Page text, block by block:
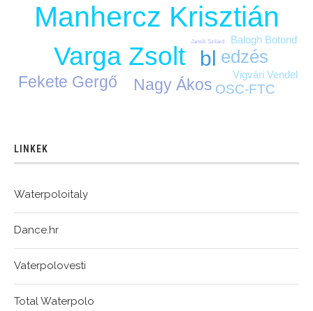
Manhercz Krisztián
Varga Zsolt bl edzés
Fekete Gergő Nagy Ákos OSC-FTC
Balogh Botond
Vigvári Vendel
Jansik Szilárd
LINKEK
Waterpoloitaly
Dance.hr
Vaterpolovesti
Total Waterpolo